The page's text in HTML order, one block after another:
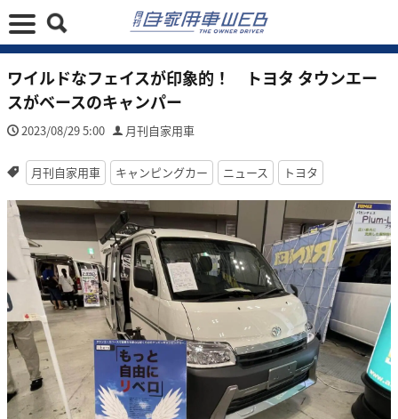
ワイルドなフェイスが印象的！ トヨタ タウンエー
スがベースのキャンパー
2023/08/29 5:00 月刊自家用車
月刊自家用車 キャンピングカー ニュース トヨタ